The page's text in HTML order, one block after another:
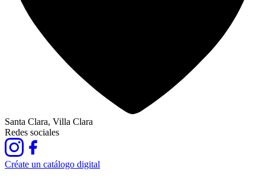
Santa Clara, Villa Clara
Redes sociales
Créate un catálogo digital